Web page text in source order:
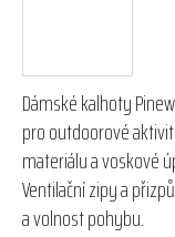
Dámské kalhoty
pro outdoorové
materiálu a voskové
Ventilační zipy a
a volnost pohybu.